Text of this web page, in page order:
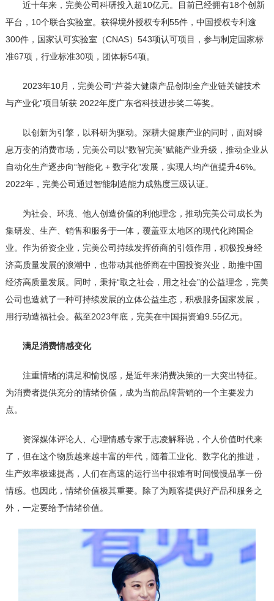
近十年来，完美公司科研投入超10亿元。目前已经拥有18个创新
平台，10个联合实验室。获得境外授权专利55件，中国授权专利逾
300件，国家认可实验室（CNAS）543项认可项目，参与制定国家标
准67项，行业标准30项，团体标54项。
2023年10月，完美公司“芦荟大健康产品创制全产业链关键技术
与产业化”项目斩获 2022年度广东省科技进步奖二等奖。
以创新为引擎，以科研为驱动。深耕大健康产业的同时，面对瞬
息万变的消费市场，完美公司以“数智完美”赋能产业升级，推动企业从
自动化生产逐步向“智能化 + 数字化”发展，实现人均产值提升46%。
2022年，完美公司通过智能制造能力成熟度三级认证。
为社会、环境、他人创造价值的利他理念，推动完美公司成长为
集研发、生产、销售和服务于一体，覆盖亚太地区的现代化跨国企
业。作为侨资企业，完美公司持续发挥侨商的引领作用，积极投身经
济高质量发展的浪潮中，也带动其他侨商在中国投资兴业，助推中国
经济高质量发展。同时，秉持“取之社会，用之社会”的公益理念，完美
公司也造就了一种可持续发展的立体公益生态，积极服务国家发展，
用行动造福社会。截至2023年底，完美在中国捐资逾9.55亿元。
满足消费情感变化
注重情绪的满足和愉悦感，是近年来消费决策的一大突出特征。
为消费者提供充分的情绪价值，成为当前品牌营销的一个主要发力
点。
资深媒体评论人、心理情感专家于志凌解释说，个人价值时代来
了，但在这个物质越来越丰富的年代，随着工业化、数字化的推进，
生产效率极速提高，人们在高速的运行当中很难有时间慢慢品享一份
情感。也因此，情绪价值极其重要。除了为顾客提供好产品和服务之
外，一定要给予情绪价值。